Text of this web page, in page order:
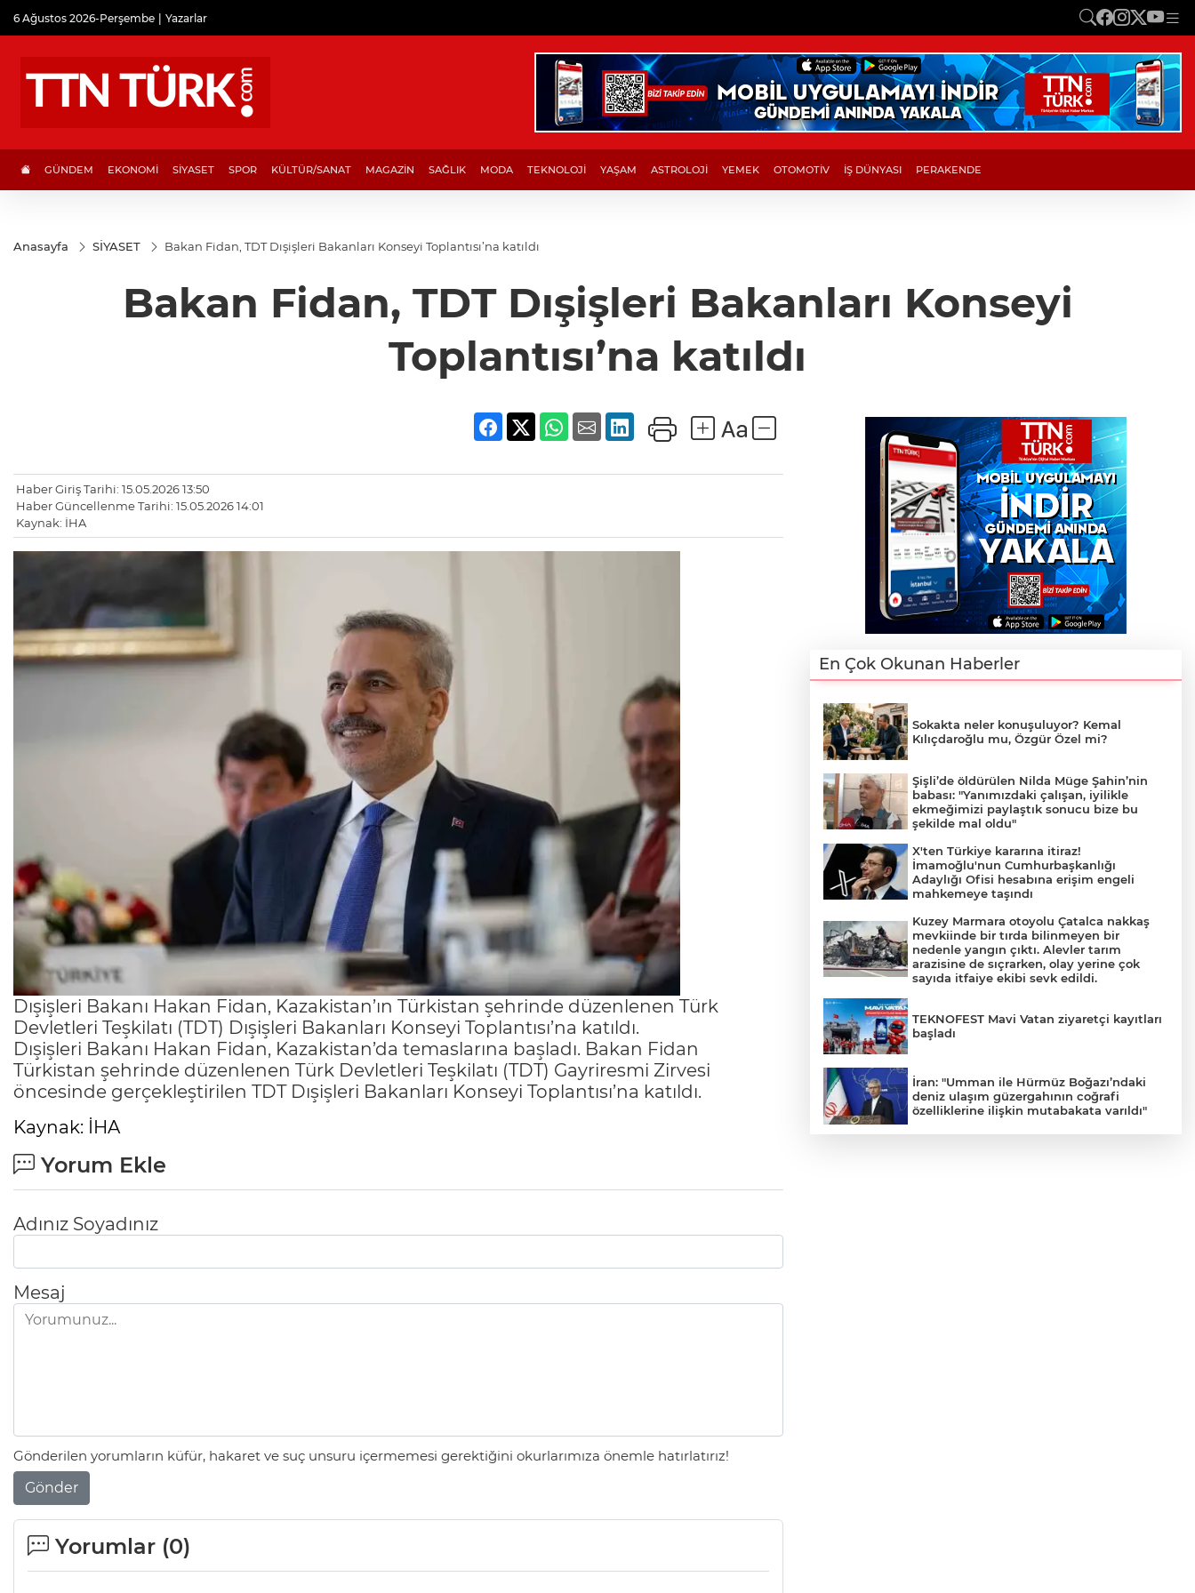
6 Ağustos 2026-Perşembe Yazarlar
GÜNDEM EKONOMİ SİYASET SPOR KÜLTÜR/SANAT MAGAZİN SAĞLIK MODA TEKNOLOJİ YAŞAM ASTROLOJİ YEMEK OTOMOTİV İŞ DÜNYASI PERAKENDE
Anasayfa SİYASET Bakan Fidan, TDT Dışişleri Bakanları Konseyi Toplantısı’na katıldı
Bakan Fidan, TDT Dışişleri Bakanları Konseyi
Toplantısı’na katıldı
Haber Giriş Tarihi: 15.05.2026 13:50
Haber Güncellenme Tarihi: 15.05.2026 14:01
Kaynak: İHA
Dışişleri Bakanı Hakan Fidan, Kazakistan’ın Türkistan şehrinde düzenlenen Türk
Devletleri Teşkilatı (TDT) Dışişleri Bakanları Konseyi Toplantısı’na katıldı.
Dışişleri Bakanı Hakan Fidan, Kazakistan’da temaslarına başladı. Bakan Fidan
Türkistan şehrinde düzenlenen Türk Devletleri Teşkilatı (TDT) Gayriresmi Zirvesi
öncesinde gerçekleştirilen TDT Dışişleri Bakanları Konseyi Toplantısı’na katıldı.
Kaynak: İHA
Yorum Ekle
Adınız Soyadınız
Mesaj
Gönderilen yorumların küfür, hakaret ve suç unsuru içermemesi gerektiğini okurlarımıza önemle hatırlatırız!
Gönder
Yorumlar (0)
En Çok Okunan Haberler
Sokakta neler konuşuluyor? Kemal
Kılıçdaroğlu mu, Özgür Özel mi?
Şişli’de öldürülen Nilda Müge Şahin’nin
babası: "Yanımızdaki çalışan, iyilikle
ekmeğimizi paylaştık sonucu bize bu
şekilde mal oldu"
X'ten Türkiye kararına itiraz!
İmamoğlu'nun Cumhurbaşkanlığı
Adaylığı Ofisi hesabına erişim engeli
mahkemeye taşındı
Kuzey Marmara otoyolu Çatalca nakkaş
mevkiinde bir tırda bilinmeyen bir
nedenle yangın çıktı. Alevler tarım
arazisine de sıçrarken, olay yerine çok
sayıda itfaiye ekibi sevk edildi.
TEKNOFEST Mavi Vatan ziyaretçi kayıtları
başladı
İran: "Umman ile Hürmüz Boğazı’ndaki
deniz ulaşım güzergahının coğrafi
özelliklerine ilişkin mutabakata varıldı"